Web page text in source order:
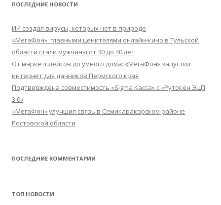
ПОСЛЕДНИЕ НОВОСТИ
ИИ создал вирусы, которых нет в природе
«МегаФон»: главными ценителями онлайн-кино в Тульской
области стали мужчины от 30 до 40 лет
От маркетплейсов до умного дома: «МегаФон» запустил
интернет для дачников Пермского края
Подтверждена совместимость «Sigma Касса» с «Рутокен ЭЦП
3.0»
«МегаФон» улучшил связь в Семикаракорском районе
Ростовской области
ПОСЛЕДНИЕ КОММЕНТАРИИ
ТОП НОВОСТИ